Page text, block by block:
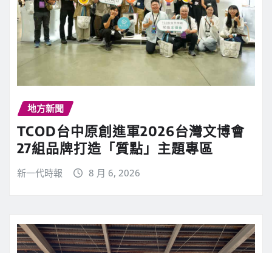
地方新聞
TCOD台中原創進軍2026台灣文博會
27組品牌打造「質點」主題專區
新一代時報 8 月 6, 2026